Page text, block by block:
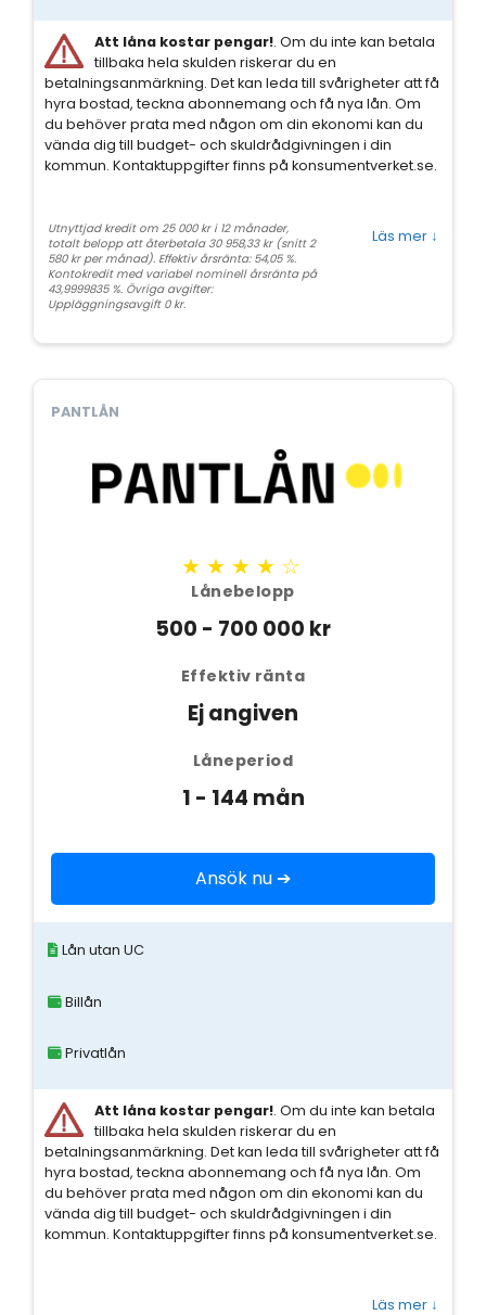
Att låna kostar pengar!. Om du inte kan betala
tillbaka hela skulden riskerar du en
betalningsanmärkning. Det kan leda till svårigheter att få
hyra bostad, teckna abonnemang och få nya lån. Om
du behöver prata med någon om din ekonomi kan du
vända dig till budget- och skuldrådgivningen i din
kommun. Kontaktuppgifter finns på konsumentverket.se.
Utnyttjad kredit om 25 000 kr i 12 månader,
totalt belopp att återbetala 30 958,33 kr (snitt 2
580 kr per månad). Effektiv årsränta: 54,05 %.
Kontokredit med variabel nominell årsränta på
43,9999835 %. Övriga avgifter:
Uppläggningsavgift 0 kr.
Läs mer ↓
PANTLÅN
★★★★☆
Lånebelopp
500 - 700 000 kr
Effektiv ränta
Ej angiven
Låneperiod
1 - 144 mån
Ansök nu ➔
Lån utan UC
Billån
Privatlån
Att låna kostar pengar!. Om du inte kan betala
tillbaka hela skulden riskerar du en
betalningsanmärkning. Det kan leda till svårigheter att få
hyra bostad, teckna abonnemang och få nya lån. Om
du behöver prata med någon om din ekonomi kan du
vända dig till budget- och skuldrådgivningen i din
kommun. Kontaktuppgifter finns på konsumentverket.se.
Läs mer ↓